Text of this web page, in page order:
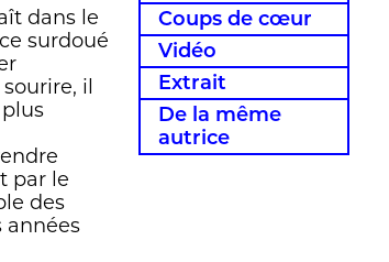
Coups de cœur
Vidéo
Extrait
De la même
autrice
dans le
surdoué
il
par le
des
années